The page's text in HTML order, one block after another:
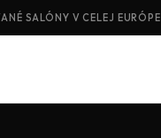
SALÓNY V CELEJ EURÓPE